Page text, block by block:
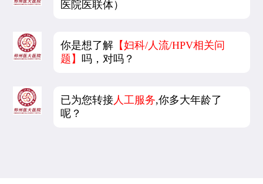
医院医联体）
你是想了解 【妇科/人流/HPV相关问
题】吗，对吗？
已为您转接 人工服务,你多大年龄了
呢？